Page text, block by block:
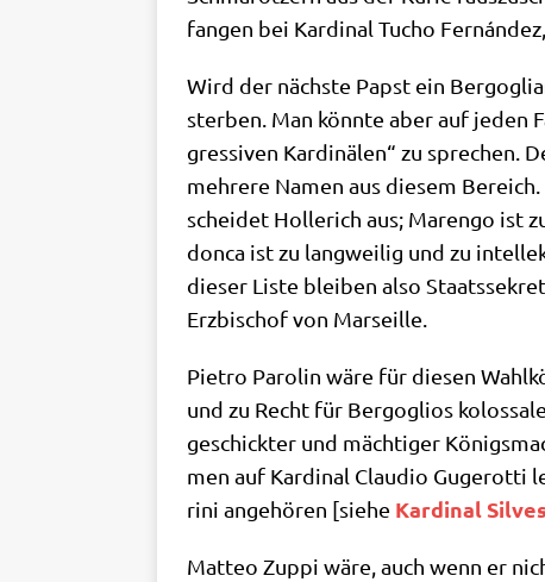
fan­gen bei Kar­di­nal Tucho
Wird der näch­ste Papst ein
ster­ben. Man könn­te aber auf jeden
gres­si­ven Kar­di­nä­len“ zu spre­chen.
meh­re­re Namen aus die­sem
schei­det Hol­le­rich aus; Maren­go ist
don­ca ist zu lang­wei­lig und zu
die­ser Liste blei­ben also
Erz­bi­schof von Marseille.
Pie­tro Paro­lin wäre für die­sen
und zu Recht für Berg­o­gli­os
geschick­ter und mäch­ti­ger
men auf Kar­di­nal Clau­dio Guge­rot­ti
ri­ni ange­hö­ren [sie­he Kar­di­nal
Matteo Zup­pi wäre, auch wenn er